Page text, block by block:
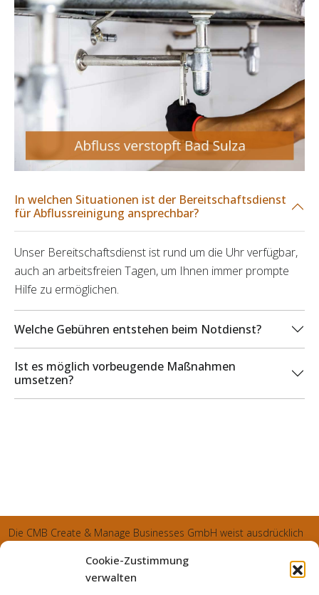
Cookie-Zustimmung
verwalten
In welchen Situationen ist der Bereitschaftsdienst
für Abflussreinigung ansprechbar?
Unser Bereitschaftsdienst ist rund um die Uhr verfügbar,
auch an arbeitsfreien Tagen, um Ihnen immer prompte
Hilfe zu ermöglichen.
Welche Gebühren entstehen beim Notdienst?
Ist es möglich vorbeugende Maßnahmen
umsetzen?
Die CMB Create & Manage Businesses GmbH weist ausdrücklich
und sämtliche generierte Aufträge an die SecuPart GmbH